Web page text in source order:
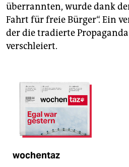
überrannten, wurde dank
Fahrt für freie Bürger“. Ein
der die tradierte
verschleiert.
wochentaz